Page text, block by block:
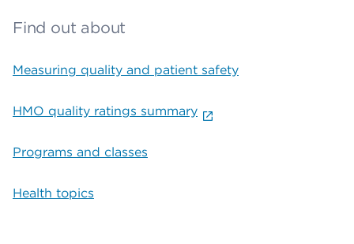
Find out about
Measuring quality and patient safety
HMO quality ratings summary
Programs and classes
Health topics